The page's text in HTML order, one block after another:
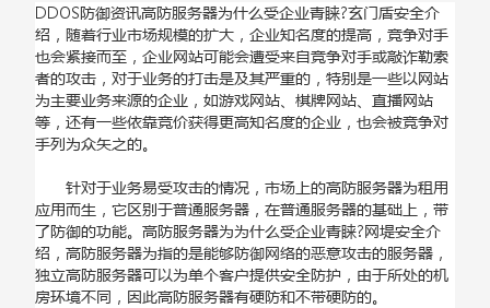
DDOS防御资讯高防服务器为什么受企业青睐?玄门盾安全介
绍，随着行业市场规模的扩大，企业知名度的提高，竞争对手
也会紧接而至，企业网站可能会遭受来自竞争对手或敲诈勒索
者的攻击，对于业务的打击是及其严重的，特别是一些以网站
为主要业务来源的企业，如游戏网站、棋牌网站、直播网站
等，还有一些依靠竞价获得更高知名度的企业，也会被竞争对
手列为众矢之的。
针对于业务易受攻击的情况，市场上的高防服务器为租用
应用而生，它区别于普通服务器，在普通服务器的基础上，带
了防御的功能。高防服务器为为什么受企业青睐?网堤安全介
绍，高防服务器为指的是能够防御网络的恶意攻击的服务器，
独立高防服务器可以为单个客户提供安全防护，由于所处的机
房环境不同，因此高防服务器有硬防和不带硬防的。